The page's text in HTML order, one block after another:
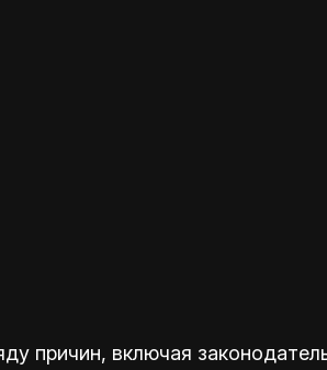
причин, включая